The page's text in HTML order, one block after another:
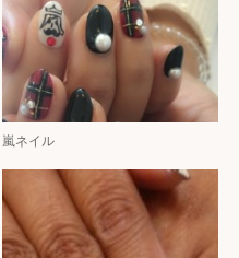
嵐ネイル